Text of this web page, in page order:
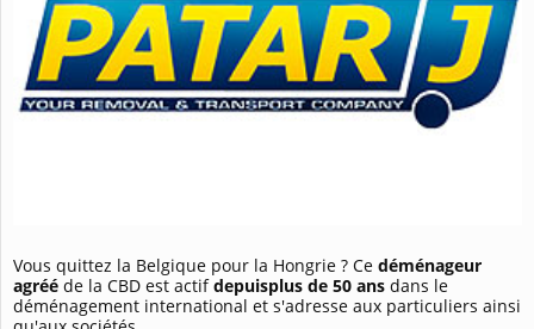
Vous quittez la Belgique pour la Hongrie ? Ce déménageur
agréé de la CBD est actifdepuisplus de 50 ans dans le
déménagement international et s'adresse aux particuliers ainsi